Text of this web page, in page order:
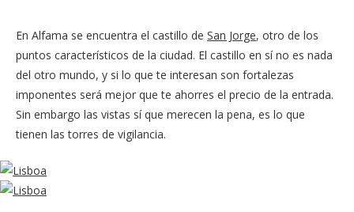
En Alfama se encuentra el castillo de San Jorge, otro de los
puntos característicos de la ciudad. El castillo en sí no es nada
del otro mundo, y si lo que te interesan son fortalezas
imponentes será mejor que te ahorres el precio de la entrada.
Sin embargo las vistas sí que merecen la pena, es lo que
tienen las torres de vigilancia.